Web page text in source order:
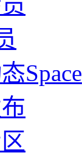
Space